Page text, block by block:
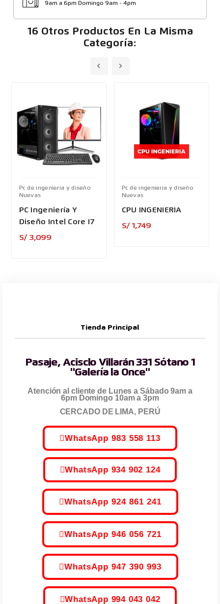
9am a 6pm Domingo 9am - 4pm
16 Otros Productos En La Misma
Categoría:
Pc de ingenieria y diseño
Nuevas
PC Ingeniería Y
Diseño Intel Core I7
S/ 3,099
Pc de ingenieria y diseño
Nuevas
CPU INGENIERIA
S/ 1,749
Tienda Principal
Pasaje, Acisclo Villarán 331 Sótano 1
"Galería la Once"
Atención al cliente de Lunes a Sábado 9am a
6pm Domingo 10am a 3pm
CERCADO DE LIMA, PERÚ
WhatsApp 983 558 113
WhatsApp 934 902 124
WhatsApp 924 861 241
WhatsApp 946 056 721
WhatsApp 947 390 993
WhatsApp 994 043 042